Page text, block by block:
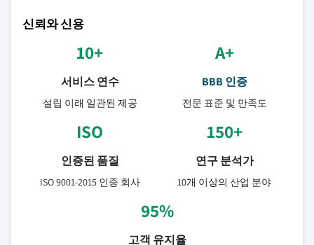
신뢰와 신용
10+
서비스 연수
설립 이래 일관된 제공
A+
BBB 인증
전문 표준 및 만족도
ISO
인증된 품질
ISO 9001-2015 인증 회사
150+
연구 분석가
10개 이상의 산업 분야
95%
고객 유지율